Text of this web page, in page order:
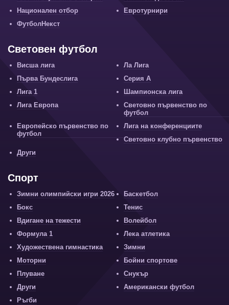
Национален отбор
Евротурнири
ФутболНекст
Световен футбол
Висша лига
Ла Лига
Първа Бундеслига
Серия А
Лига 1
Шампионска лига
Лига Европа
Световно първенство по
футбол
Европейско първенство по
футбол
Лига на конференциите
Световно клубно първенство
Други
Спорт
Зимни олимпийски игри 2026
Баскетбол
Бокс
Тенис
Вдигане на тежести
Волейбол
Формула 1
Лека атлетика
Художествена гимнастика
Зимни
Моторни
Бойни спортове
Плуване
Снукър
Други
Американски футбол
Ръгби